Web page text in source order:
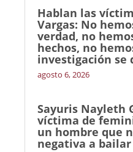
Hablan las
Vargas: No
verdad, no
hechos, no
investigación se
agosto 6, 2026
Sayuris Nayleth
víctima de
un hombre que
negativa a bailar